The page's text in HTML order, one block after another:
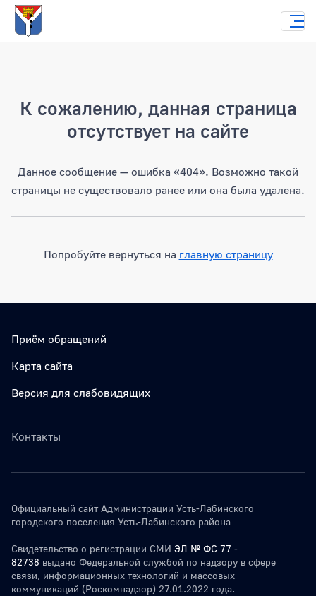
К сожалению, данная страница
отсутствует на сайте
Данное сообщение — ошибка «404». Возможно такой
страницы не существовало ранее или она была удалена.
Попробуйте вернуться на главную страницу
Приём обращений
Карта сайта
Версия для слабовидящих
Контакты
Официальный сайт Администрации Усть-Лабинского
городского поселения Усть-Лабинского района
Свидетельство о регистрации СМИ ЭЛ № ФС 77 -
82738 выдано Федеральной службой по надзору в сфере
связи, информационных технологий и массовых
коммуникаций (Роскомнадзор) 27.01.2022 года.